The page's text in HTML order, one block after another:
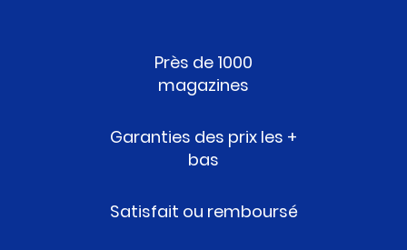
Près de 1000
magazines
Garanties des prix les +
bas
Satisfait ou remboursé